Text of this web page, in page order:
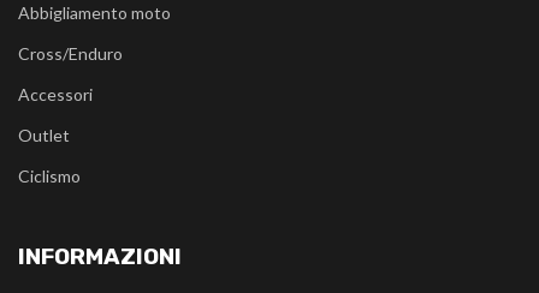
Abbigliamento moto
Cross/Enduro
Accessori
Outlet
Ciclismo
INFORMAZIONI